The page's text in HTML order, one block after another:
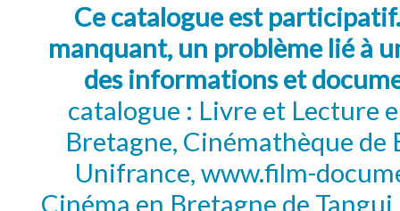
Ce catalogue est
manquant, un problème lié à
des informations et
catalogue : Livre et Lecture
Bretagne, Cinémathèque de
Unifrance, www.film-
Cinéma en Bretagne de